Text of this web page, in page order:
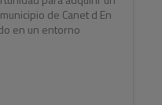
de Canet d En
en un entorno